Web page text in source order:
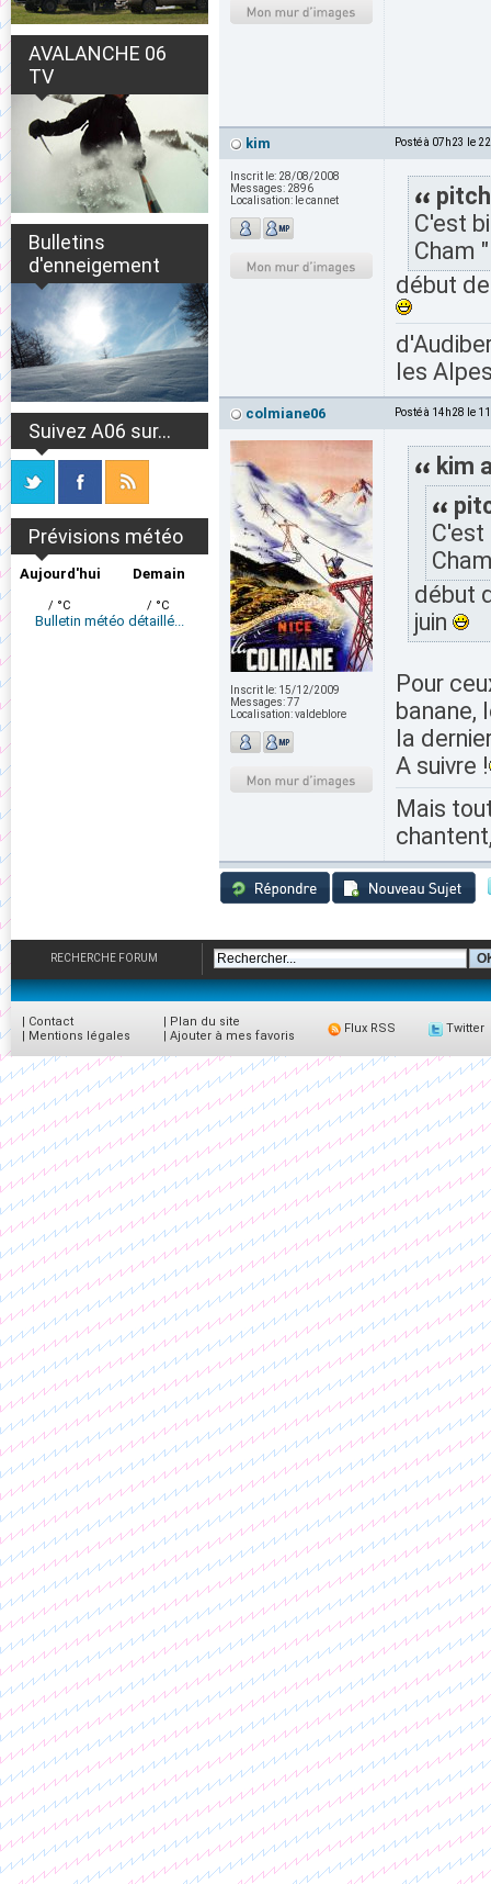
AVALANCHE 06
TV
Bulletins
d'enneigement
Suivez A06 sur...
Prévisions météo
Aujourd'hui
/ °C
Demain
/ °C
Bulletin météo détaillé...
kim Posté à 07h23 le
Inscrit le: 28/08/2008
Messages: 2896
Localisation: le cannet
C'est
Cham
début
les
colmiane06 Posté à 14h28 le
Inscrit le: 15/12/2009
Messages:77
Localisation:valdeblore
kim
début
juin
Pour
banane,
la
A suivre !
Mais
RECHERCHE FORUM
| Contact
| Mentions légales
| Plan du site
| Ajouter à mes favoris
Flux RSS Twitter